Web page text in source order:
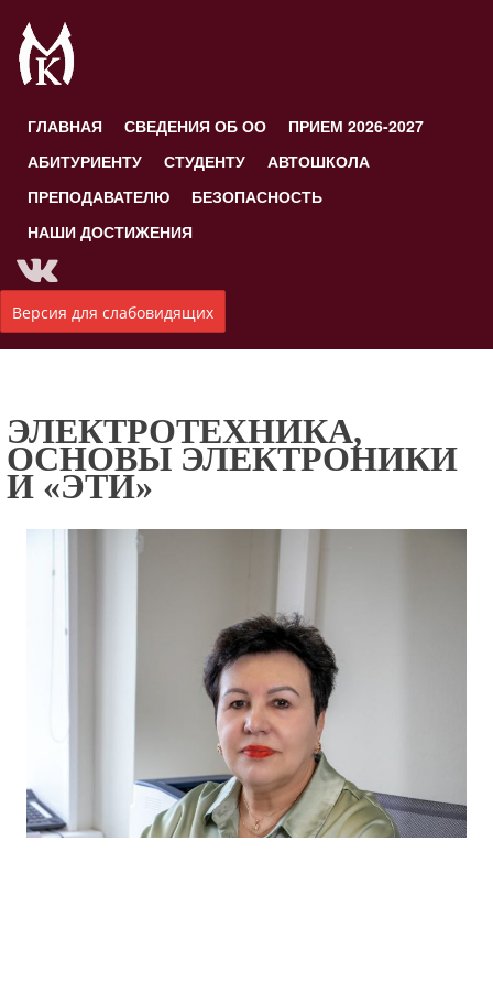
ГЛАВНАЯ СВЕДЕНИЯ ОБ ОО
ПРИЕМ 2026-2027
АБИТУРИЕНТУ
СТУДЕНТУ
АВТОШКОЛА
ПРЕПОДАВАТЕЛЮ
БЕЗОПАСНОСТЬ
НАШИ ДОСТИЖЕНИЯ
Версия для слабовидящих
ЭЛЕКТРОТЕХНИКА,
ОСНОВЫ ЭЛЕКТРОНИКИ
И «ЭТИ»